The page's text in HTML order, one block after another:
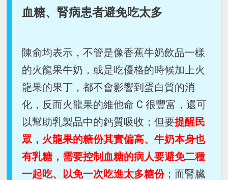
血糖、腎病患者避免吃太多
陳俞均表示，不管是像香蕉牛奶飲品一樣
的火龍果牛奶，或是吃優格的時候加上火
龍果的果丁，都不會影響到蛋白質的消
化，反而火龍果的維他命 C 很豐富，還可
以幫助乳製品中的鈣質吸收；但要提醒民
眾，火龍果的糖份其實偏高、牛奶本身也
有乳糖，需要控制血糖的病人要避免二種
一起吃、以免一次吃進太多糖份；而腎臟